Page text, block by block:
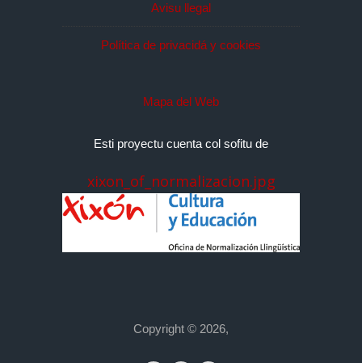
Avisu llegal
Política de privacidá y cookies
Mapa del Web
Esti proyectu cuenta col sofitu de
xixon_of_normalizacion.jpg
Copyright © 2026,